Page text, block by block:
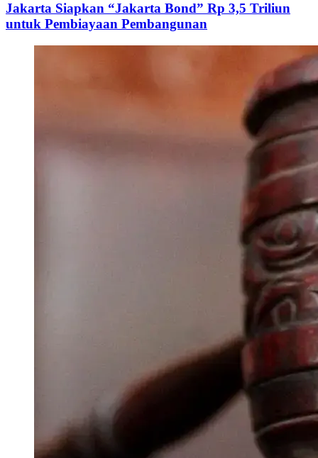
Jakarta Siapkan “Jakarta Bond” Rp 3,5 Triliun
untuk Pembiayaan Pembangunan